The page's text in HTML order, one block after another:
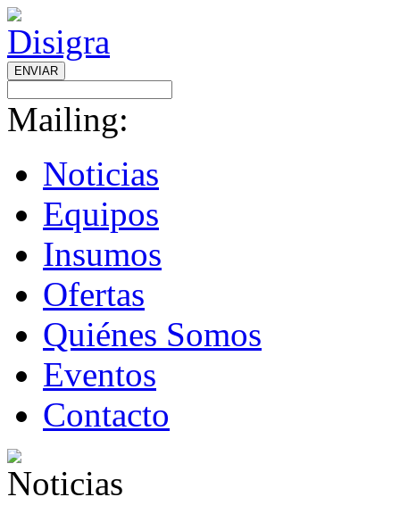
ENVIAR
Mailing:
Noticias
Equipos
Insumos
Ofertas
Quiénes Somos
Eventos
Contacto